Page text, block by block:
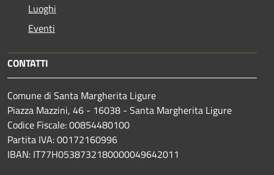
Luoghi
Eventi
CONTATTI
Comune di Santa Margherita Ligure
Piazza Mazzini, 46 - 16038 - Santa Margherita Ligure
Codice Fiscale: 00854480100
Partita IVA: 00172160996
IBAN: IT77H0538732180000049642011